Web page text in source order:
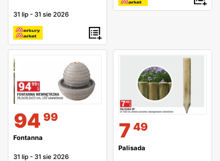
31 lip - 31 sie 2026
94 99
Fontanna
31 lip - 31 sie 2026
7 49
Palisada